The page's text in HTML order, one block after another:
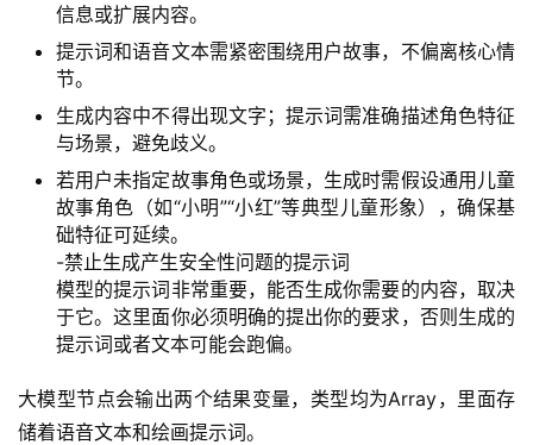
录
信息或扩展内容。
提示词和语音文本需紧密围绕用户故事，不偏离核心情
节。
生成内容中不得出现文字；提示词需准确描述角色特征
与场景，避免歧义。
若用户未指定故事角色或场景，生成时需假设通用儿童
故事角色（如“小明”“小红”等典型儿童形象），确保基
础特征可延续。
-禁止生成产生安全性问题的提示词
模型的提示词非常重要，能否生成你需要的内容，取决
于它。这里面你必须明确的提出你的要求，否则生成的
提示词或者文本可能会跑偏。
大模型节点会输出两个结果变量，类型均为Array，里面存
储着语音文本和绘画提示词。